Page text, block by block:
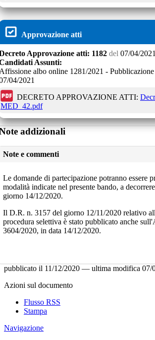
Approvazione atti
Approvazione atti: 1182 del 07/04/2021
Assunti:
albo online 1281/2021 -
04/2021
DECRETO APPROVAZIONE ATTI:
MED_42.pdf
addizionali
Note e commenti
Le domande di partecipazione potranno essere
modalità indicate nel presente bando, a
giorno 14/12/2020.
Il D.R. n. 3157 del giorno 12/11/2020 relativo
procedura selettiva è stato pubblicato anche
3604/2020, in data 14/12/2020.
pubblicato il 11/12/2020 — ultima modifica 07/
Azioni sul documento
Flusso RSS
Stampa
Navigazione